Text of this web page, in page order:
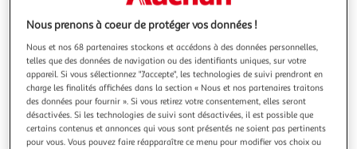
Illustration
précédente
Illustration
suivante
Livraison offerte
Nous prenons à coeur de protéger vos données !
Nous et nos 68 partenaires stockons et accédons à des données personnelles,
telles que des données de navigation ou des identifiants uniques, sur votre
appareil. Si vous sélectionnez "J'accepte", les technologies de suivi prendront en
charge les finalités affichées dans la section « Nous et nos partenaires traitons
des données pour fournir ». Si vous retirez votre consentement, elles seront
désactivées. Si les technologies de suivi sont désactivées, il est possible que
certains contenus et annonces qui vous sont présentés ne soient pas pertinents
pour vous. Vous pouvez faire réapparaître ce menu pour modifier vos choix ou